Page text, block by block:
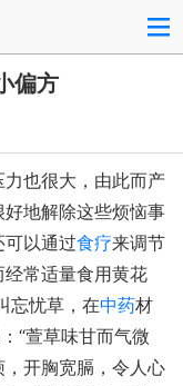
偏方
也很大，由此而产
地解除这些烦恼事
以通过食疗来调节
常适量食用黄花
忘忧草，在中药材
“萱草味甘而气微
开胸宽膈，令人心